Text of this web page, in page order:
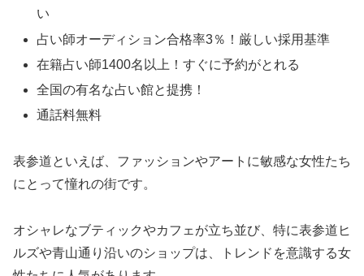
い
占い師オーディション合格率3％！厳しい採用基準
在籍占い師1400名以上！すぐに予約がとれる
全国の有名な占い館と提携！
通話料無料
表参道といえば、ファッションやアートに敏感な女性たち
にとって憧れの街です。
オシャレなブティックやカフェが立ち並び、特に表参道ヒ
ルズや青山通り沿いのショップは、トレンドを意識する女